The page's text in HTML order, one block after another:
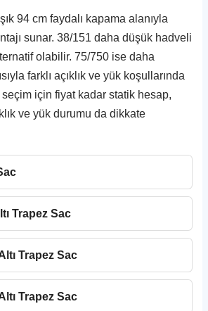
94 cm faydalı kapama alanıyla
sunar. 38/151 daha düşük hadveli
olabilir. 75/750 ise daha
farklı açıklık ve yük koşullarında
için fiyat kadar statik hesap,
ve yük durumu da dikkate
Trapez Sac
Trapez Sac
Trapez Sac